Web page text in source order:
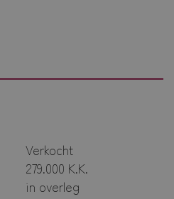
Verkocht
279.000 K.K.
in overleg